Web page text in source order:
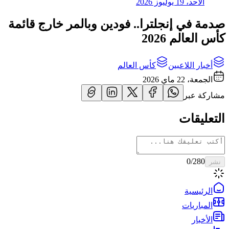
الأحد، 19 يوليوز 2026
صدمة في إنجلترا.. فودين وبالمر خارج قائمة
كأس العالم 2026
أخبار اللاعبين
كأس العالم
الجمعة، 22 ماي 2026
مشاركة عبر
التعليقات
نشر 0/280
الرئيسية
المباريات
الأخبار